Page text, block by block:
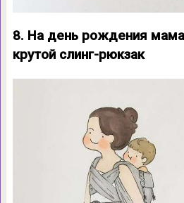
8. На день рождения
крутой слинг-рюкзак